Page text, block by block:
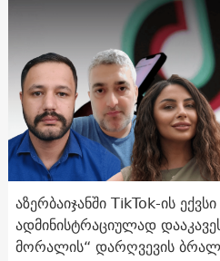
აზერბაიჯანში TikTok-ის
ადმინისტრაციულად
მორალის“ დარღვევის